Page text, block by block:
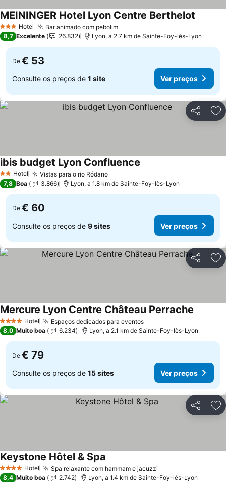
3 EstrelasHotel Bar animado com pebolimVer preços
MEININGER Hotel Lyon Centre Berthelot
8,7 Excelente 26.832 Lyon, a 2.7 km de Sainte-Foy-lès-Lyon
De € 53
Consulte os preços de 1 site Ver preços
Partilhar
2 Estrelas
Hotel Vistas para o rio RódanoVer preços
ibis budget Lyon Confluence
7,8 Boa 3.866 Lyon, a 1.8 km de Sainte-Foy-lès-Lyon
De € 60
Consulte os preços de 9 sites Ver preços
Partilhar
4 EstrelasHotel Espaços dedicados para eventosVer preços
Mercure Lyon Centre Château Perrache
8,0 Muito boa 6.234 Lyon, a 2.1 km de Sainte-Foy-lès-Lyon
De € 79
Consulte os preços de 15 sites Ver preços
Partilhar
4 EstrelasHotel Spa relaxante com hammam e jacuzzi
Keystone Hôtel & Spa
8,4 Muito boa 2.742 Lyon, a 1.4 km de Sainte-Foy-lès-Lyon